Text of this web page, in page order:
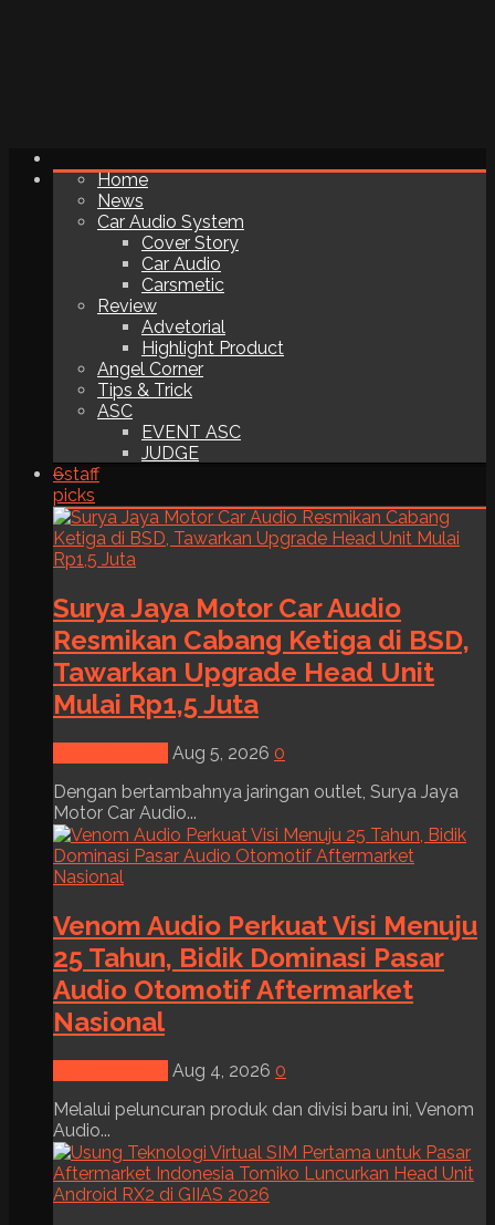
Home
News
Car Audio System
Cover Story
Car Audio
Carsmetic
Review
Advetorial
Highlight Product
Angel Corner
Tips & Trick
ASC
EVENT ASC
JUDGE
6staff
picks
Surya Jaya Motor Car Audio
Resmikan Cabang Ketiga di BSD,
Tawarkan Upgrade Head Unit
Mulai Rp1,5 Juta
Aug 5, 2026 0
Dengan bertambahnya jaringan outlet, Surya Jaya
Motor Car Audio...
Venom Audio Perkuat Visi Menuju
25 Tahun, Bidik Dominasi Pasar
Audio Otomotif Aftermarket
Nasional
Aug 4, 2026 0
Melalui peluncuran produk dan divisi baru ini, Venom
Audio...